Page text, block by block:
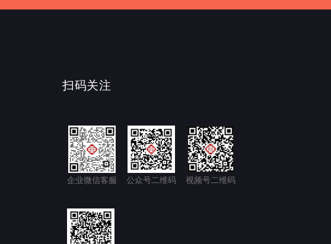
扫码关注
企业微信客服 公众号二维码 视频号二维码